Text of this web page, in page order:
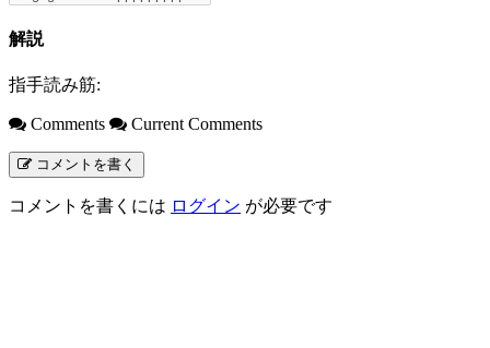
解説
指手読み筋:
Comments Current Comments
コメントを書く
コメントを書くには ログイン が必要です